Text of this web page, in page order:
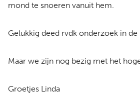
mond te snoeren vanuit hem.
Gelukkig deed rvdk onderzoek in de
Maar we zijn nog bezig met het
Groetjes Linda